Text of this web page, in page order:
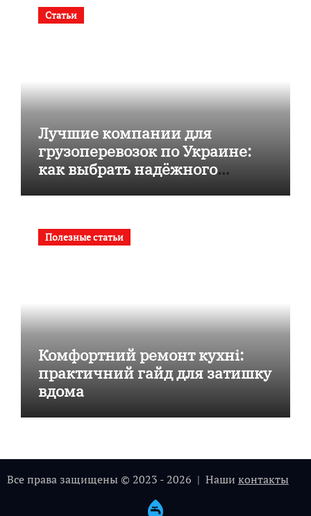
Статьи
Лучшие компании для
грузоперевозок по Украине:
как выбрать надёжного
Полезные статьи
Комфортний ремонт кухні:
практичний гайд для затишку
вдома
Все права защищены © 2023 - 2026 | Наши контакты